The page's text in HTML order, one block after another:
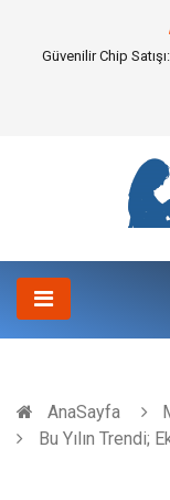
Güvenilir Chip
AnaSayfa
Bu Yılın Trendi;